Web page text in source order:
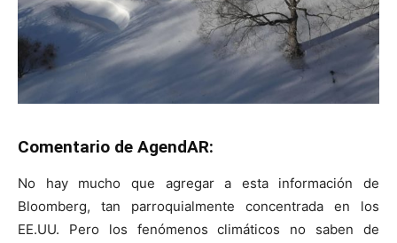
Comentario de AgendAR:
No hay mucho que agregar a esta información de
Bloomberg, tan parroquialmente concentrada en los
EE.UU. Pero los fenómenos climáticos no saben de